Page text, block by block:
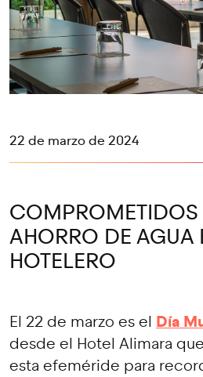
22 de marzo de 2024
AHORRO DE AGUA
HOTELERO
El 22 de marzo es el Día
desde el Hotel Alimara
esta efeméride para